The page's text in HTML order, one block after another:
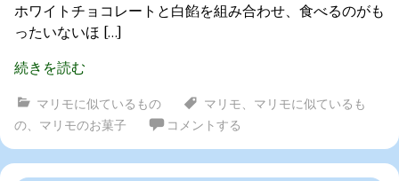
ホワイトチョコレートと白餡を組み合わせ、食べるのがも
ったいないほ […]
続きを読む
マリモに似ているもの マリモ、 マリモに似ているも
の、 マリモのお菓子 コメントする